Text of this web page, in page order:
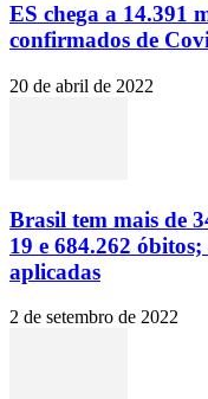
ES chega a 14.391
confirmados de
20 de abril de 2022
Brasil tem mais de
19 e 684.262
aplicadas
2 de setembro de 2022